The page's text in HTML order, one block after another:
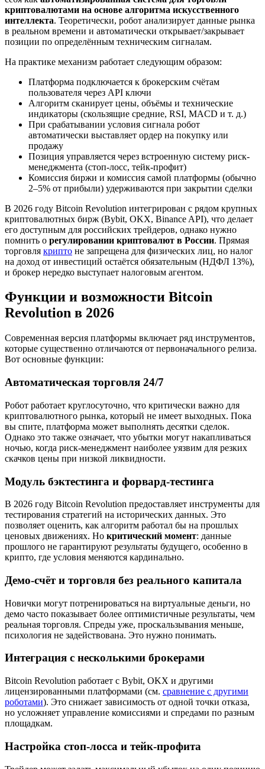
криптовалютами на основе алгоритма искусственного
интеллекта. Теоретически, робот анализирует данные рынка
в реальном времени и автоматически открывает/закрывает
позиции по определённым техническим сигналам.
На практике механизм работает следующим образом:
Платформа подключается к брокерским счётам
пользователя через API ключи
Алгоритм сканирует цены, объёмы и технические
индикаторы (скользящие средние, RSI, MACD и т. д.)
При срабатывании условия сигнала робот
автоматически выставляет ордер на покупку или
продажу
Позиция управляется через встроенную систему риск-
менеджмента (стоп-лосс, тейк-профит)
Комиссия биржи и комиссия самой платформы (обычно
2–5% от прибыли) удерживаются при закрытии сделки
В 2026 году Bitcoin Revolution интегрирован с рядом крупных
криптовалютных бирж (Bybit, OKX, Binance API), что делает
его доступным для российских трейдеров, однако нужно
помнить о регулировании криптовалют в России. Прямая
торговля крипто не запрещена для физических лиц, но налог
на доход от инвестиций остаётся обязательным (НДФЛ 13%),
и брокер нередко выступает налоговым агентом.
Функции и возможности Bitcoin
Revolution в 2026
Современная версия платформы включает ряд инструментов,
которые существенно отличаются от первоначального релиза.
Вот основные функции:
Автоматическая торговля 24/7
Робот работает круглосуточно, что критически важно для
криптовалютного рынка, который не имеет выходных. Пока
вы спите, платформа может выполнять десятки сделок.
Однако это также означает, что убытки могут накапливаться
ночью, когда риск-менеджмент наиболее уязвим для резких
скачков цены при низкой ликвидности.
Модуль бэктестинга и форвард-тестинга
В 2026 году Bitcoin Revolution предоставляет инструменты для
тестирования стратегий на исторических данных. Это
позволяет оценить, как алгоритм работал бы на прошлых
ценовых движениях. Но критический момент: данные
прошлого не гарантируют результаты будущего, особенно в
крипто, где условия меняются кардинально.
Демо-счёт и торговля без реального капитала
Новички могут потренироваться на виртуальные деньги, но
демо часто показывает более оптимистичные результаты, чем
реальная торговля. Спреды уже, проскальзывания меньше,
психология не задействована. Это нужно понимать.
Интеграция с несколькими брокерами
Bitcoin Revolution работает с Bybit, OKX и другими
лицензированными платформами (см. сравнение с другими
роботами). Это снижает зависимость от одной точки отказа,
но усложняет управление комиссиями и спредами по разным
площадкам.
Настройка стоп-лосса и тейк-профита